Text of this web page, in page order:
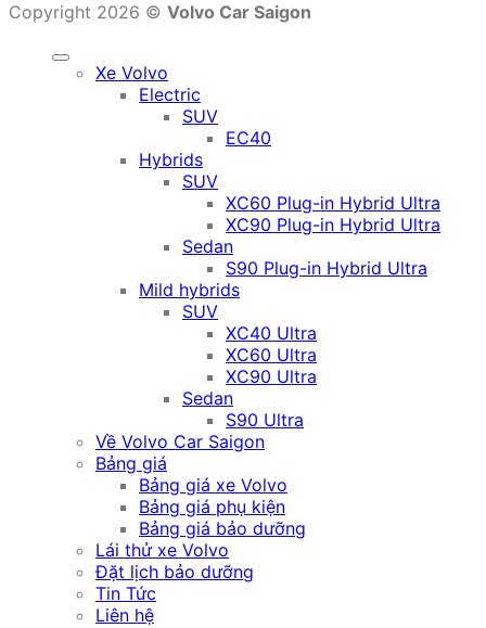
Copyright 2026 © Volvo Car Saigon
Xe Volvo
Electric
SUV
EC40
Hybrids
SUV
XC60 Plug-in Hybrid Ultra
XC90 Plug-in Hybrid Ultra
Sedan
S90 Plug-in Hybrid Ultra
Mild hybrids
SUV
XC40 Ultra
XC60 Ultra
XC90 Ultra
Sedan
S90 Ultra
Về Volvo Car Saigon
Bảng giá
Bảng giá xe Volvo
Bảng giá phụ kiện
Bảng giá bảo dưỡng
Lái thử xe Volvo
Đặt lịch bảo dưỡng
Tin Tức
Liên hệ